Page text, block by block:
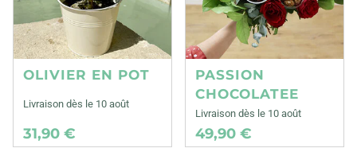
OLIVIER EN POT
Livraison dès le 10 août
31,90 €
PASSION
CHOCOLATEE
Livraison dès le 10 août
49,90 €